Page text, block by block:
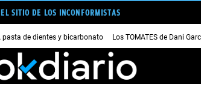
EL SITIO DE LOS INCONFORMISTAS
pasta de dientes y bicarbonato Los TOMATES de Dani